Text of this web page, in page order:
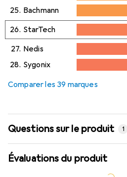
25. Bachmann
26. StarTech
2,8%
27. Nedis
3,1%
28. Sygonix
Comparer les 39 marques
Questions sur le produit 1
Évaluations du produit